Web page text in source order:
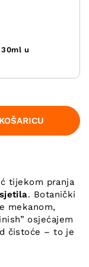
30ml u
tijekom pranja
. Botanički
mekanom,
osjećajem
čistoće – to je